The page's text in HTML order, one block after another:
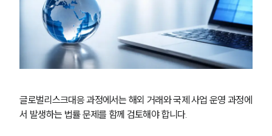
글로벌리스크대응 과정에서는 해외 거래와 국제 사업 운영 과정에
서 발생하는 법률 문제를 함께 검토해야 합니다.